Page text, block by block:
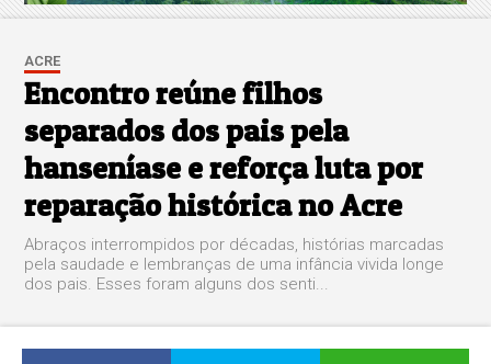
ACRE
Encontro reúne filhos
separados dos pais pela
hanseníase e reforça luta por
reparação histórica no Acre
Abraços interrompidos por décadas, histórias marcadas
pela saudade e lembranças de uma infância vivida longe
dos pais. Esses foram alguns dos senti...